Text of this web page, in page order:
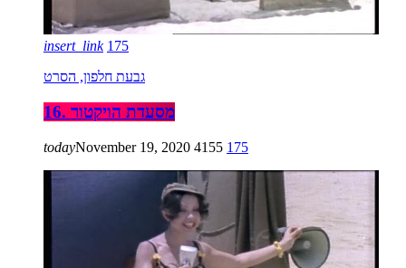
insert_link 175
גבעת חלפון, הסרט
16. מסעדת הויקטור
todayNovember 19, 2020 4155 175